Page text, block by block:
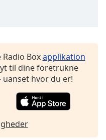
Boxapplikation
til dine foretrukne
hvor du er!